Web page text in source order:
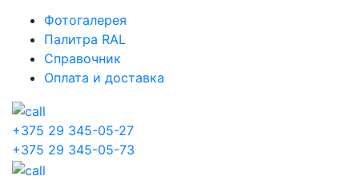
Фотогалерея
Палитра RAL
Справочник
Оплата и доставка
+375 29 345-05-27
+375 29 345-05-73